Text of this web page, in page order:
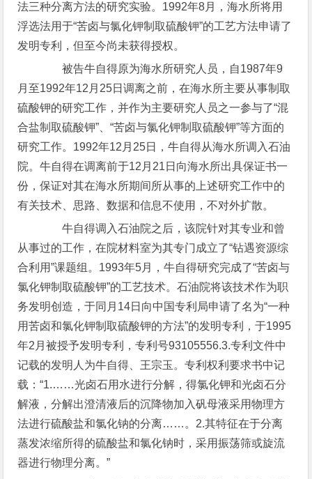
法三种分离方法的研究实验。1992年8月，海水所将用
浮选法用于“苦卤与氯化钾制取硫酸钾”的工艺方法申请了
发明专利，但至今尚未获得授权。
被告牛自得原为海水所研究人员，自1987年9
月至1992年12月25日调离之前，在海水所主要从事制取
硫酸钾的研究工作，并作为主要研究人员之一参与了“混
合盐制取硫酸钾”、“苦卤与氯化钾制取硫酸钾”等方面的
研究工作。1992年12月25日，牛自得从海水所调入石油
院。牛自得在调离前于12月21日向海水所出具保证书一
份，保证对其在海水所期间所从事的上述研究工作中的
有关技术、思路、数据和信息不使用，不对外扩散。
牛自得调入石油院之后，该院针对其专业和曾
从事过的工作，在院材料室为其专门成立了“钻遇资源综
合利用”课题组。1993年5月，牛自得研究完成了“苦卤与
氯化钾制取硫酸钾”的工艺技术。石油院将该技术作为职
务发明创造，于同月14日向中国专利局申请了名为“一种
用苦卤和氯化钾制取硫酸钾的方法”的发明专利，于1995
年2月被授予发明专利，专利号93105556.3.专利文件中
记载的发明人为牛自得、王宗玉。专利权利要求书中记
载：“1.……光卤石用水进行分解，得氯化钾和光卤石分
解液，分解出澄清液后的沉降物加入矾母液采用物理方
法进行硫酸盐和氯化钠的分离……。2.其特征在于分离
蒸发浓缩所得的硫酸盐和氯化钠时，采用振荡筛或旋流
器进行物理分离。”